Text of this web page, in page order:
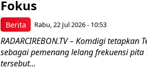
Berita
Fokus
Rabu, 22 Jul 2026 - 10:53
RADARCIREBON.TV – Komdigi tetapkan
sebagai pemenang lelang frekuensi pita
tersebut...